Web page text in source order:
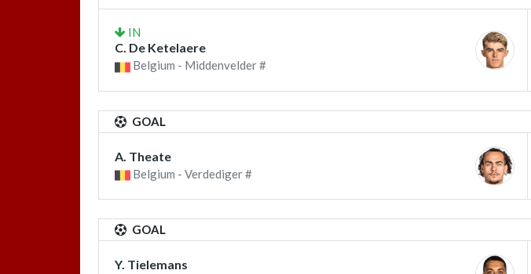
IN
C. De Ketelaere
Belgium - Middenvelder #
GOAL
A. Theate
Belgium - Verdediger #
GOAL
Y. Tielemans